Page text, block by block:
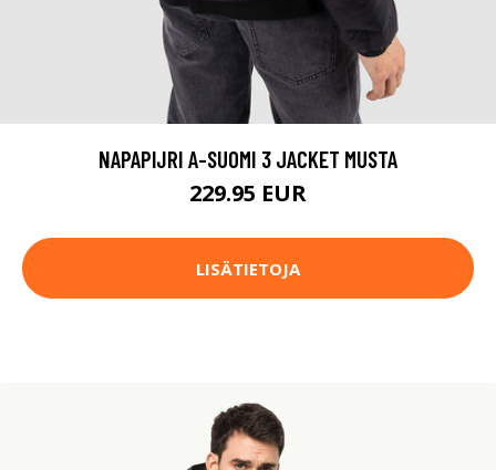
NAPAPIJRI A-SUOMI 3 JACKET MUSTA
229.95 EUR
LISÄTIETOJA